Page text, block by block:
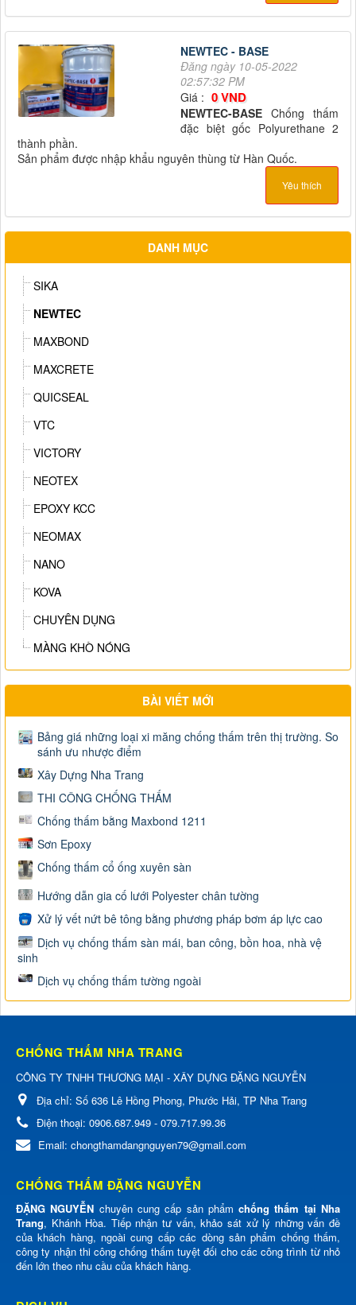
NEWTEC - BASE
Đăng ngày 10-05-2022
02:57:32 PM
Giá : 0 VND
NEWTEC-BASE Chống thấm
đặc biệt gốc Polyurethane 2
thành phần.
Sản phẩm được nhập khẩu nguyên thùng từ Hàn Quốc.
Yêu thích
DANH MỤC
SIKA
NEWTEC
MAXBOND
MAXCRETE
QUICSEAL
VTC
VICTORY
NEOTEX
EPOXY KCC
NEOMAX
NANO
KOVA
CHUYÊN DỤNG
MÀNG KHÒ NÓNG
BÀI VIẾT MỚI
Bảng giá những loại xi măng chống thấm trên thị trường. So
sánh ưu nhược điểm
Xây Dựng Nha Trang
THI CÔNG CHỐNG THẤM
Chống thấm bằng Maxbond 1211
Sơn Epoxy
Chống thấm cổ ống xuyên sàn
Hướng dẫn gia cố lưới Polyester chân tường
Xử lý vết nứt bê tông bằng phương pháp bơm áp lực cao
Dịch vụ chống thấm sàn mái, ban công, bồn hoa, nhà vệ
sinh
Dịch vụ chống thấm tường ngoài
CHỐNG THẤM NHA TRANG
CÔNG TY TNHH THƯƠNG MẠI - XÂY DỰNG ĐẶNG NGUYỄN
Địa chỉ: Số 636 Lê Hồng Phong, Phước Hải, TP Nha Trang
Điện thoại: 0906.687.949 - 079.717.99.36
Email: chongthamdangnguyen79@gmail.com
CHỐNG THẤM ĐẶNG NGUYỄN
ĐẶNG NGUYỄN chuyên cung cấp sản phẩmchống thấm tại Nha
Trang, Khánh Hòa. Tiếp nhận tư vấn, khảo sát xử lý những vấn đề
của khách hàng, ngoài cung cấp các dòng sản phẩm chống thấm,
công ty nhận thi công chống thấm tuyệt đối cho các công trình từ nhỏ
đến lớn theo nhu cầu của khách hàng.